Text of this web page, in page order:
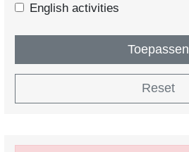
English activities
Toepassen
Reset